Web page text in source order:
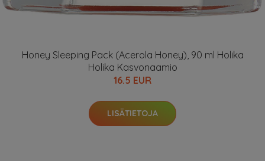
Honey Sleeping Pack (Acerola Honey), 90 ml Holika
Holika Kasvonaamio
16.5 EUR
LISÄTIETOJA